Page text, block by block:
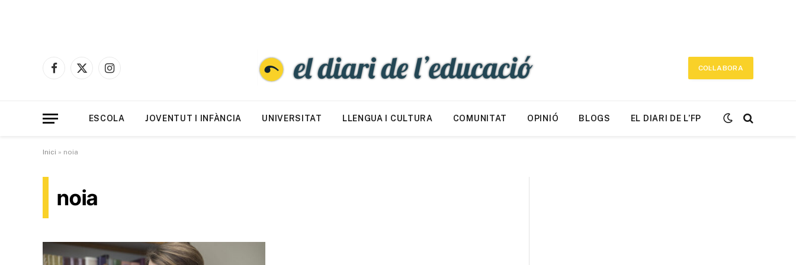
Facebook
X
Instagram
COL·LABORA
ESCOLA JOVENTUT I INFÀNCIA UNIVERSITAT LLENGUA I CULTURA COMUNITAT OPINIÓ BLOGS EL DIARI DE L’FP
Inici » noia
noia